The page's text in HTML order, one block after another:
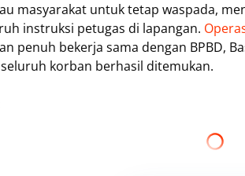
masyarakat untuk tetap waspada,
instruksi petugas di lapangan.
penuh bekerja sama dengan BPBD,
korban berhasil ditemukan.